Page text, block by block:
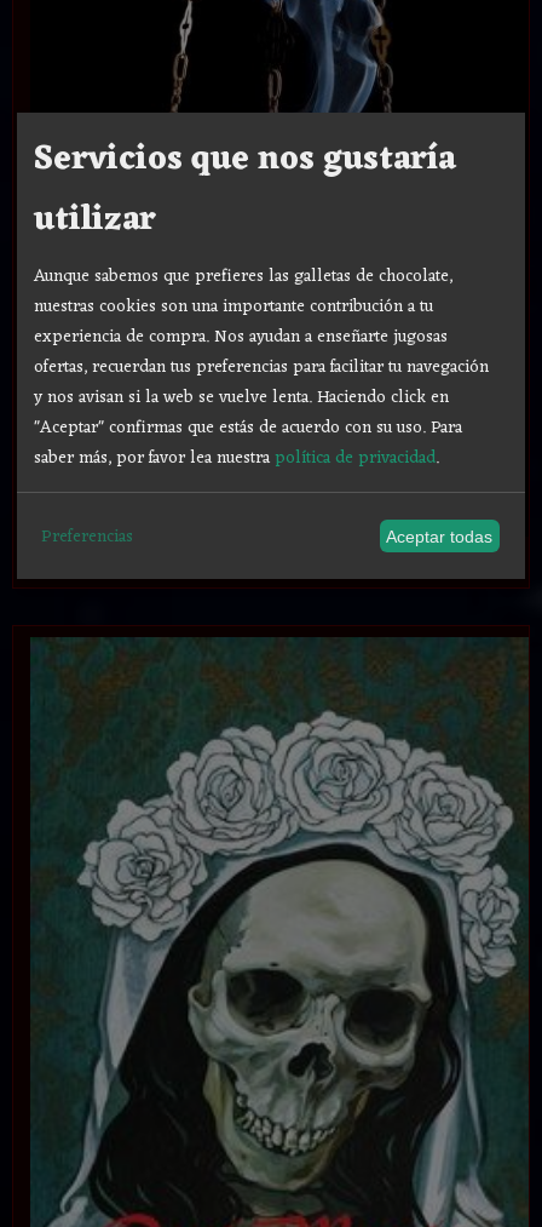
Servicios que nos gustaría
utilizar
Aunque sabemos que prefieres las galletas de chocolate,
nuestras cookies son una importante contribución a tu
experiencia de compra. Nos ayudan a enseñarte jugosas
ofertas, recuerdan tus preferencias para facilitar tu navegación
y nos avisan si la web se vuelve lenta. Haciendo click en
"Aceptar" confirmas que estás de acuerdo con su uso.Para
saber más, por favor lea nuestrapolítica de privacidad.
Preferencias Aceptar todas